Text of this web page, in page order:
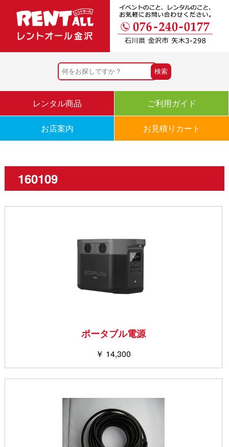
レンタル商品 ご利用ガイド
お店案内 お見積りカート
160109
ポータブル電源
￥ 14,300